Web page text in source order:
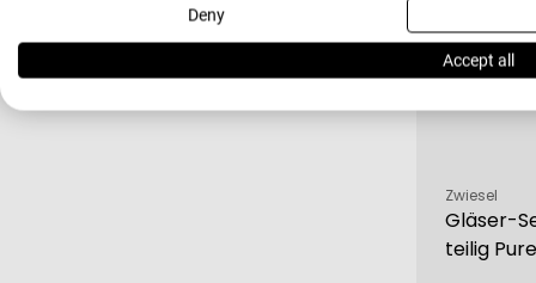
Use limited data to select advertising
Deny
Accept all
Gläser-
teilig
Verkäufer:
Zwiesel